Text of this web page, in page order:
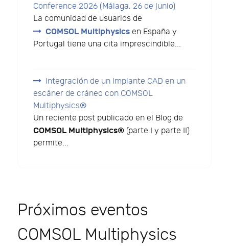
Conference 2026 (Málaga, 26 de junio)
La comunidad de usuarios de
COMSOL Multiphysics en España y
Portugal tiene una cita imprescindible...
Integración de un Implante CAD en un
escáner de cráneo con COMSOL
Multiphysics®
Un reciente post publicado en el Blog de
COMSOL Multiphysics® (parte I y parte II)
permite...
Próximos eventos
COMSOL Multiphysics